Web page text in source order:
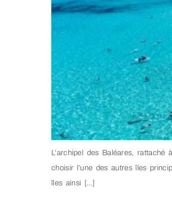
L’archipel des Baléares,
choisir l’une des autres îles
îles ainsi […]